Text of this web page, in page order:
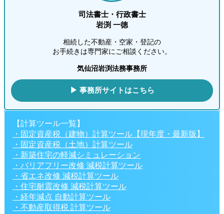
司法書士・行政書士
岩渕 一徳
相続した不動産・空家・登記の
お手続きは専門家にご相談ください。
気仙沼岩渕法務事務所
▶ 事務所サイトはこちら
【計算ツール一覧】
・固定資産税（建物）計算ツール【現年度・最新版】
・固定資産税（土地）計算ツール
・新築住宅の軽減シミュレーション
・バリアフリー改修 減税計算ツール
・省エネ改修 減税計算ツール
・住宅耐震改修 減税計算ツール
・経年減点 自動計算ツール
・不動産取得税 計算ツール